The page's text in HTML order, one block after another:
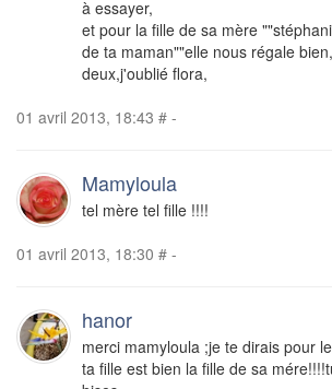
à essayer,
et pour la fille de sa mère
de ta maman""elle nous régale
deux,j'oublié flora,
01 avril 2013, 18:43 # -
Mamyloula
tel mère tel fille !!!!
01 avril 2013, 18:30 # -
hanor
merci mamyloula ;je te dirais pour
ta fille est bien la fille de sa